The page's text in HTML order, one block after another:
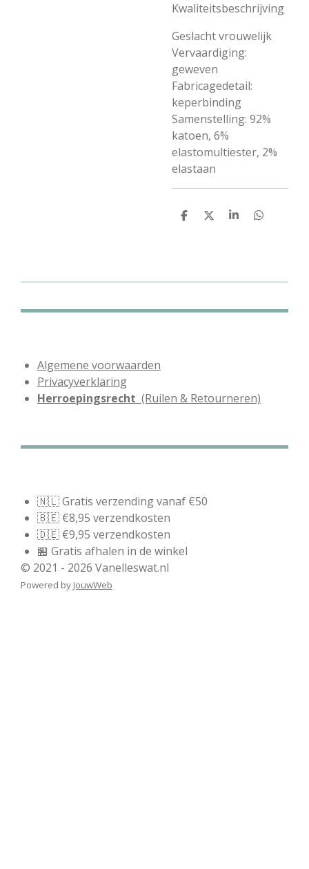
Kwaliteitsbeschrijving
Geslacht vrouwelijk
Vervaardiging:
geweven
Fabricagedetail:
keperbinding
Samenstelling: 92%
katoen, 6%
elastomultiester, 2%
elastaan
D
D
S
D
Algemene voorwaarden
Privacyverklaring
Herroepingsrecht (Ruilen & Retourneren)
🇳🇱 Gratis verzending vanaf €50
🇧🇪 €8,95 verzendkosten
🇩🇪 €9,95 verzendkosten
🏪 Gratis afhalen in de winkel
© 2021 - 2026 Vanelleswat.nl
Powered by JouwWeb